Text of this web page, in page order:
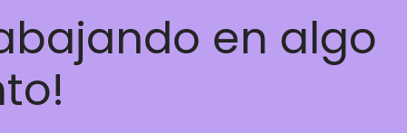
en algo